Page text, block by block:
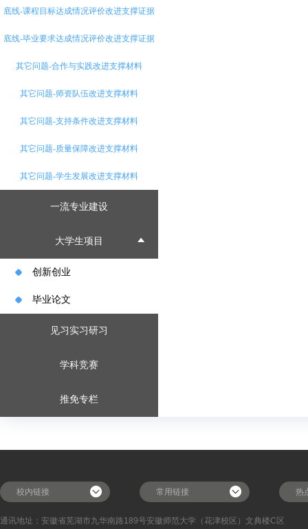
底线-课程目标达成情况评价改进支撑证据
底线-毕业要求达成情况评价改进支撑证据
其它问题-合作与实践改进支撑材料
其它问题-师资队伍改进支撑材料
其它问题-支持条件改进支撑材料
其它问题-质量保障改进支撑材料
其它问题-学生发展改进支撑材料
一流专业建设
大学生项目
创新创业
毕业论文
见习实习研习
学科竞赛
推免专栏
校内链接 常用链接 热
通讯地址：安徽省芜湖市九华南路189号安徽师范大学（花津校区） 文典楼C区